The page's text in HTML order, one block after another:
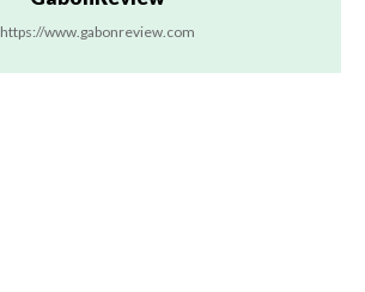
https://www.gabonreview.com